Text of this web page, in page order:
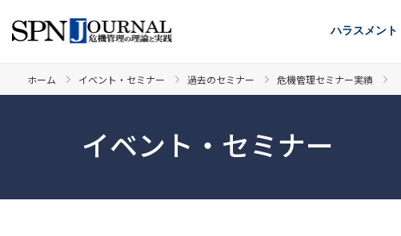
ハラスメント
ホーム イベント・セミナー 過去のセミナー 危機管理セミナー実績
イベント・セミナー